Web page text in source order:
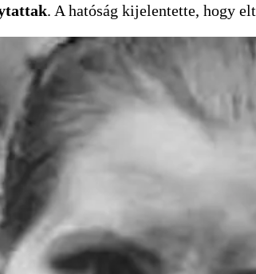
. A hatóság kijelentette, hogy